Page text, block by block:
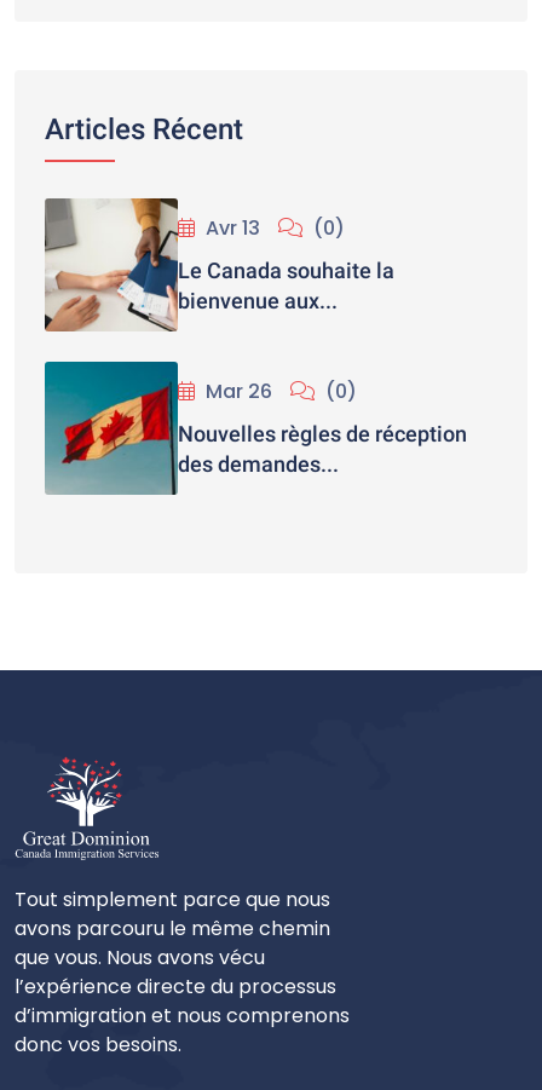
Articles Récent
Avr 13 (0)
Le Canada souhaite la
bienvenue aux...
Mar 26 (0)
Nouvelles règles de réception
des demandes...
Tout simplement parce que nous
avons parcouru le même chemin
que vous. Nous avons vécu
l’expérience directe du processus
d’immigration et nous comprenons
donc vos besoins.